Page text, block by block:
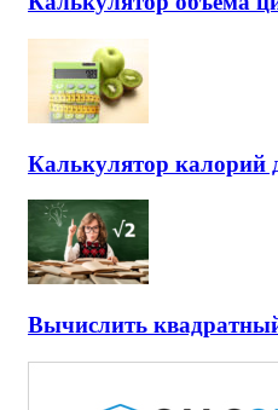
Калькулятор калорий
Вычислить